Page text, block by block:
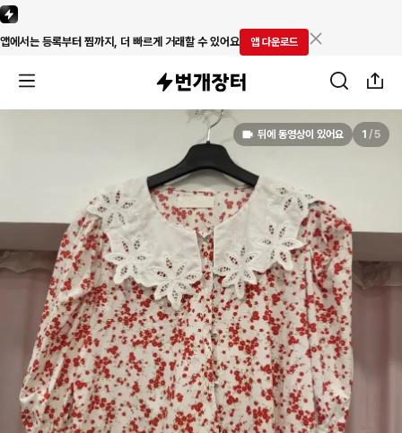
앱에서는 등록부터 찜까지, 더 빠르게 거래할 수 있어요 앱 다운로드
뒤에 동영상이 있어요 1 /5